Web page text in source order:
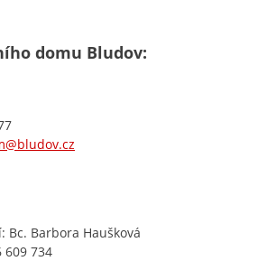
domu Bludov:
Bc. Barbora Haušková
734